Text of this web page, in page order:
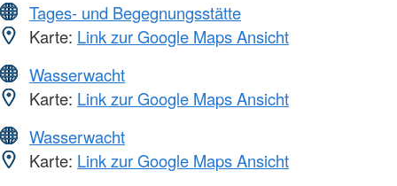
Tages- und Begegnungsstätte
Karte: Link zur Google Maps Ansicht
Wasserwacht
Karte: Link zur Google Maps Ansicht
Wasserwacht
Karte: Link zur Google Maps Ansicht